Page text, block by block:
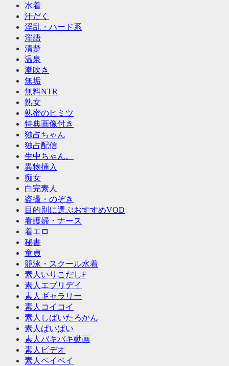
水着
汗だく
淫乱・ハード系
淫語
清楚
温泉
潮吹き
無垢
無料NTR
熟女
熟蜜のヒミツ
特典画像付き
独占ちゃん
独占配信
生中ちゃん。
異物挿入
痴女
白完素人
盗撮・のぞき
目的別に選ぶおすすめVOD
看護婦・ナース
着エロ
秘書
童貞
競泳・スクール水着
素人いりこだしF
素人エブリデイ
素人ギャラリー
素人コイコイ
素人しばいたろかん
素人ぱいぱい
素人バキバキ動画
素人ビデオ
素人ペイペイ